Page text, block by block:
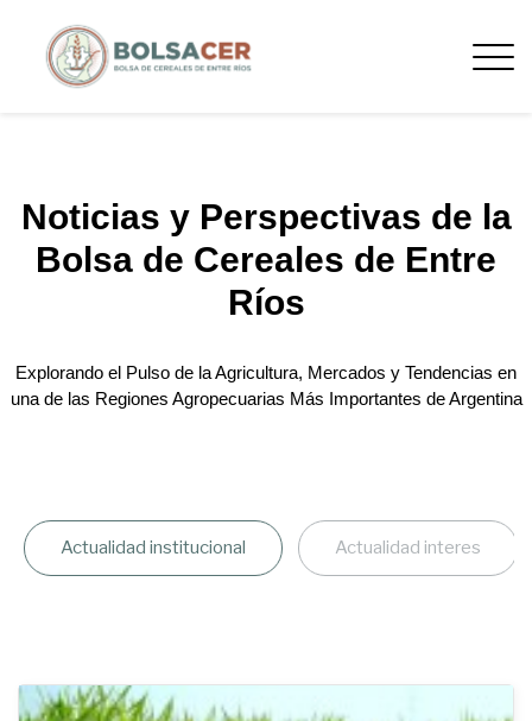
Noticias y Perspectivas de la
Bolsa de Cereales de Entre
Ríos
Explorando el Pulso de la Agricultura, Mercados y Tendencias en
una de las Regiones Agropecuarias Más Importantes de Argentina
Actualidad institucional Actualidad interes